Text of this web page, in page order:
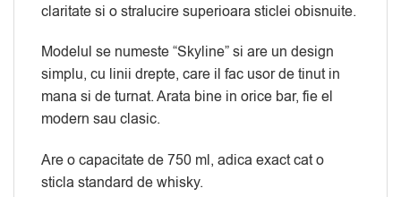
claritate si o stralucire superioara sticlei obisnuite.
Modelul se numeste “Skyline” si are un design
simplu, cu linii drepte, care il fac usor de tinut in
mana si de turnat. Arata bine in orice bar, fie el
modern sau clasic.
Are o capacitate de 750 ml, adica exact cat o
sticla standard de whisky.